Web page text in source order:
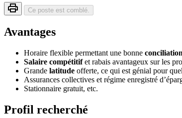
Ce poste est comblé.
Avantages
Horaire flexible permettant une bonne
Salaire compétitifet rabais avantageux sur les
Grande latitude offerte, ce qui est génial pour
Assurances collectives et régime enregistré
Stationnaire gratuit, etc.
Profil recherché